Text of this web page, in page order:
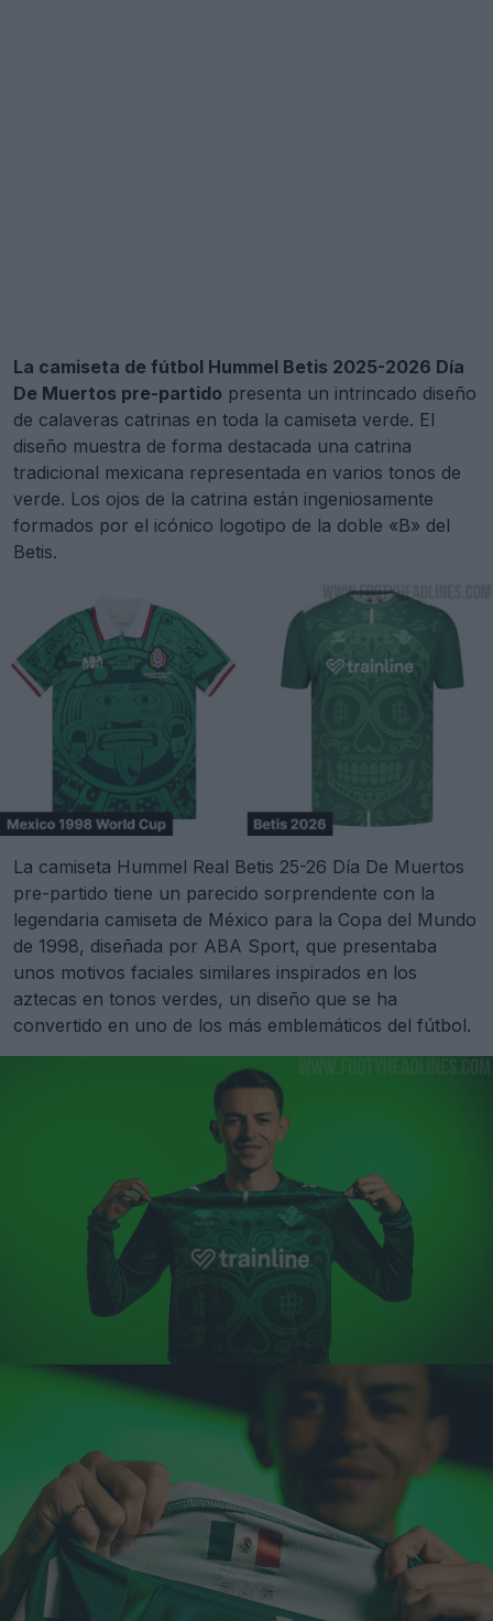
La camiseta de fútbol Hummel Betis 2025-2026 Día
De Muertos pre-partido presenta un intrincado diseño
de calaveras catrinas en toda la camiseta verde. El
diseño muestra de forma destacada una catrina
tradicional mexicana representada en varios tonos de
verde. Los ojos de la catrina están ingeniosamente
formados por el icónico logotipo de la doble «B» del
Betis.
La camiseta Hummel Real Betis 25-26 Día De Muertos
pre-partido tiene un parecido sorprendente con la
legendaria camiseta de México para la Copa del Mundo
de 1998, diseñada por ABA Sport, que presentaba
unos motivos faciales similares inspirados en los
aztecas en tonos verdes, un diseño que se ha
convertido en uno de los más emblemáticos del fútbol.